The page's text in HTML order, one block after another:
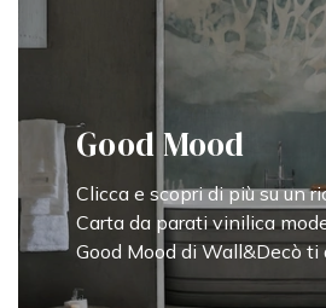
Good Mood
Clicca e scopri di più su un
Carta da parati vinilica
Good Mood di Wall&Decò ti